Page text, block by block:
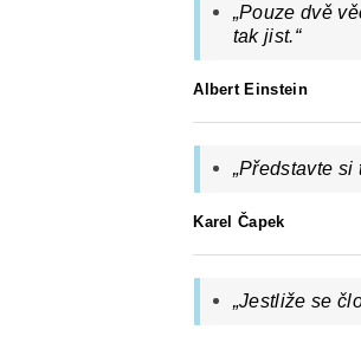
„Pouze dvě
tak jist.“
Albert Einstein
„Představte
Karel Čapek
„Jestliže se